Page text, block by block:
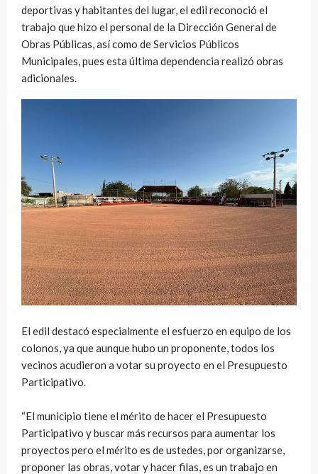
deportivas y habitantes del lugar, el edil reconoció el
trabajo que hizo el personal de la Dirección General de
Obras Públicas, así como de Servicios Públicos
Municipales, pues esta última dependencia realizó obras
adicionales.
El edil destacó especialmente el esfuerzo en equipo de los
colonos, ya que aunque hubo un proponente, todos los
vecinos acudieron a votar su proyecto en el Presupuesto
Participativo.
“El municipio tiene el mérito de hacer el Presupuesto
Participativo y buscar más recursos para aumentar los
proyectos pero el mérito es de ustedes, por organizarse,
proponer las obras, votar y hacer filas, es un trabajo en